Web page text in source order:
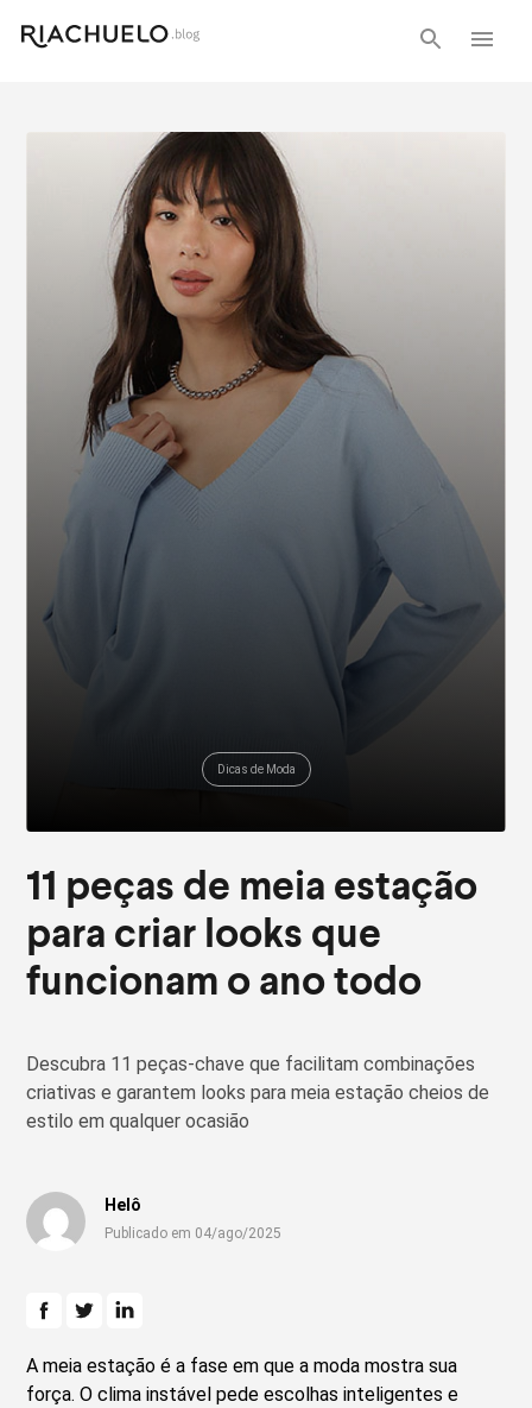
Dicas de Moda
11 peças de meia estação
para criar looks que
funcionam o ano todo
Descubra 11 peças-chave que facilitam combinações
criativas e garantem looks para meia estação cheios de
estilo em qualquer ocasião
Helô
Publicado em 04/ago/2025
A meia estação é a fase em que a moda mostra sua
força. O clima instável pede escolhas inteligentes e